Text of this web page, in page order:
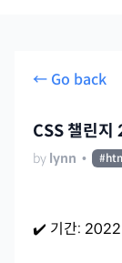
← Go back
CSS 챌린지
by lynn • #
✔️ 기간: 2022